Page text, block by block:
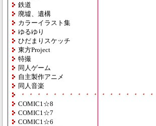
鉄道
廃墟、遺構
カラーイラスト集
ゆるゆり
ひだまりスケッチ
東方Project
特撮
同人ゲーム
自主製作アニメ
同人音楽
・・・・・・・・・・・・・・・・・
COMIC1☆8
COMIC1☆7
COMIC1☆6